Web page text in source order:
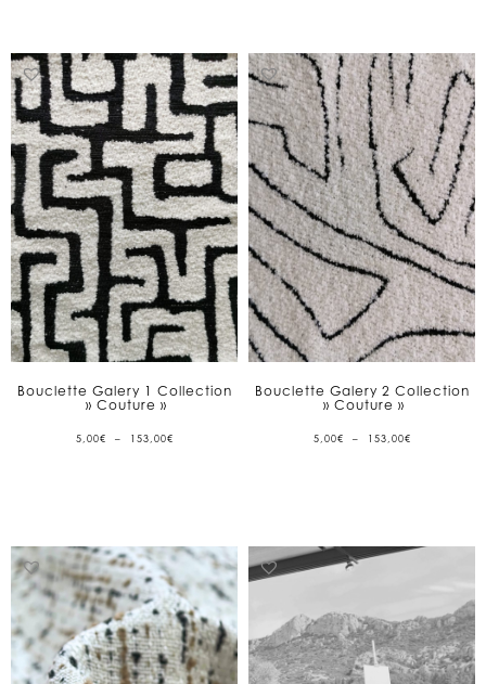
Bouclette Galery 1 Collection
» Couture »
5,00€ – 153,00€PLAGE
DE
Bouclette Galery 2 Collection
» Couture »
5,00€ – 153,00€PLAGE
DE